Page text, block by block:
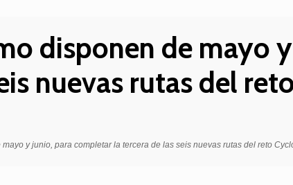
disponen de mayo
nuevas rutas del
y junio, para completar la tercera de las seis nuevas rutas del reto